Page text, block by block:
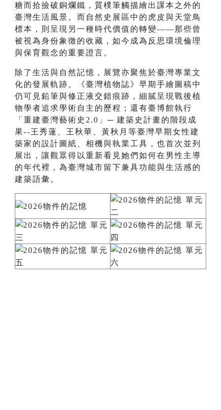
糖而拾撿破銅爛鐵，質樸筆觸描繪出課本之外的
臺灣生活風景。而自然史展區中的虎皮與天堂鳥
標本，則呈現另一種時代價值的轉變——那些曾
被視為身份象徵的收藏，如今成為反思環境倫理
與保育觀念的重要證言。
除了生活與自然記憶，展覽亦聚焦於臺灣專業文
化的發展軌跡。《臺灣植物誌》早期手繪圖稿中
仍可見鉛筆與修正液交錯痕跡，細膩呈現戰後植
物學者追求學術自主的歷程；還有臺博館執行
「重建臺灣藝術史2.0」─ 建築史計畫的階段成
果--王秀蓮、王秋華、黃秋月等臺灣早期女性建
築家的設計圖紙、相機與執業工具，也首次並列
展出，讓觀眾得以重新看見她們如何在男性主導
的年代裡，為臺灣城市留下兼具功能與生活感的
建築語彙。